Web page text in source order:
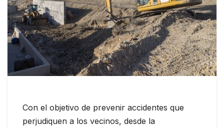
Con el objetivo de prevenir accidentes que
perjudiquen a los vecinos, desde la